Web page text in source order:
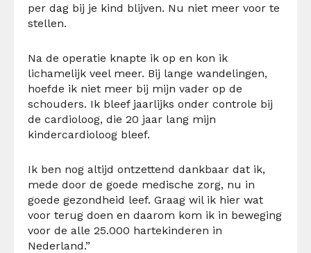
per dag bij je kind blijven. Nu niet meer voor te
stellen.
Na de operatie knapte ik op en kon ik
lichamelijk veel meer. Bij lange wandelingen,
hoefde ik niet meer bij mijn vader op de
schouders. Ik bleef jaarlijks onder controle bij
de cardioloog, die 20 jaar lang mijn
kindercardioloog bleef.
Ik ben nog altijd ontzettend dankbaar dat ik,
mede door de goede medische zorg, nu in
goede gezondheid leef. Graag wil ik hier wat
voor terug doen en daarom kom ik in beweging
voor de alle 25.000 hartekinderen in
Nederland.”